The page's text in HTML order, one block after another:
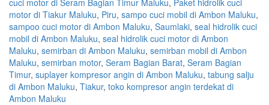
motor di Tiakur Maluku, Piru, sampo cuci mobil di Ambon Maluku,
sampoo cuci motor di Ambon Maluku, Saumlaki, seal hidrolik cuci
mobil di Ambon Maluku, seal hidrolik cuci motor di Ambon
Maluku, semirban di Ambon Maluku, semirban mobil di Ambon
Maluku, semirban motor, Seram Bagian Barat, Seram Bagian
Timur, suplayer kompresor angin di Ambon Maluku, tabung salju
di Ambon Maluku, Tiakur, toko kompresor angin terdekat di
Ambon Maluku